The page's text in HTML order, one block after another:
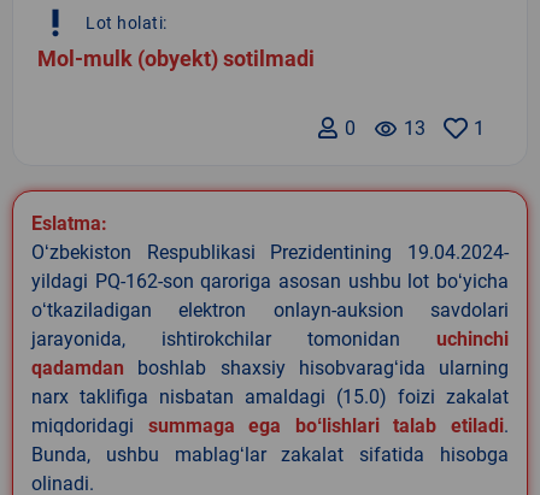
priority_high Lot holati:
Mol-mulk (obyekt) sotilmadi
1
remove_red_eye 13
0
Eslatma:
Oʻzbekiston Respublikasi Prezidentining 19.04.2024-
yildagi PQ-162-son qaroriga asosan ushbu lot boʻyicha
oʻtkaziladigan elektron onlayn-auksion savdolari
jarayonida, ishtirokchilar tomonidan uchinchi
qadamdan boshlab shaxsiy hisobvaragʻida ularning
narx taklifiga nisbatan amaldagi (15.0) foizi zakalat
miqdoridagi summaga ega boʻlishlari talab etiladi.
Bunda, ushbu mablagʻlar zakalat sifatida hisobga
olinadi.